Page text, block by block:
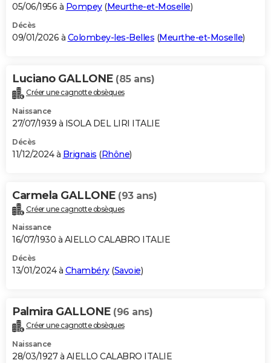
05/06/1956 à Pompey(Meurthe-et-Moselle)
Décès
09/01/2026 à Colombey-les-Belles (Meurthe-et-Moselle)
Luciano GALLONE (85 ans)
Créer une cagnotte obsèques
Naissance
27/07/1939 à ISOLA DEL LIRI ITALIE
Décès
11/12/2024 à Brignais (Rhône)
Carmela GALLONE (93 ans)
Créer une cagnotte obsèques
Naissance
16/07/1930 à AIELLO CALABRO ITALIE
Décès
13/01/2024 à Chambéry(Savoie)
Palmira GALLONE (96 ans)
Créer une cagnotte obsèques
Naissance
28/03/1927 à AIELLO CALABRO ITALIE